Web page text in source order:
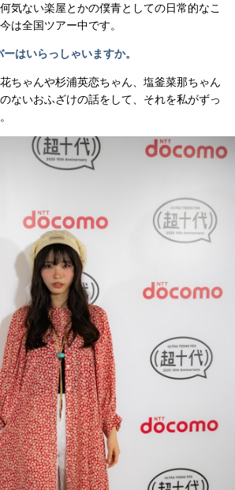
気ない楽屋とかの僕青としての日常的なこ
は全国ツアー中です。
はいらっしゃいますか。
ちゃんや杉浦英恋ちゃん、塩釜菜那ちゃん
ないおふざけの話をして、それを私がずっ